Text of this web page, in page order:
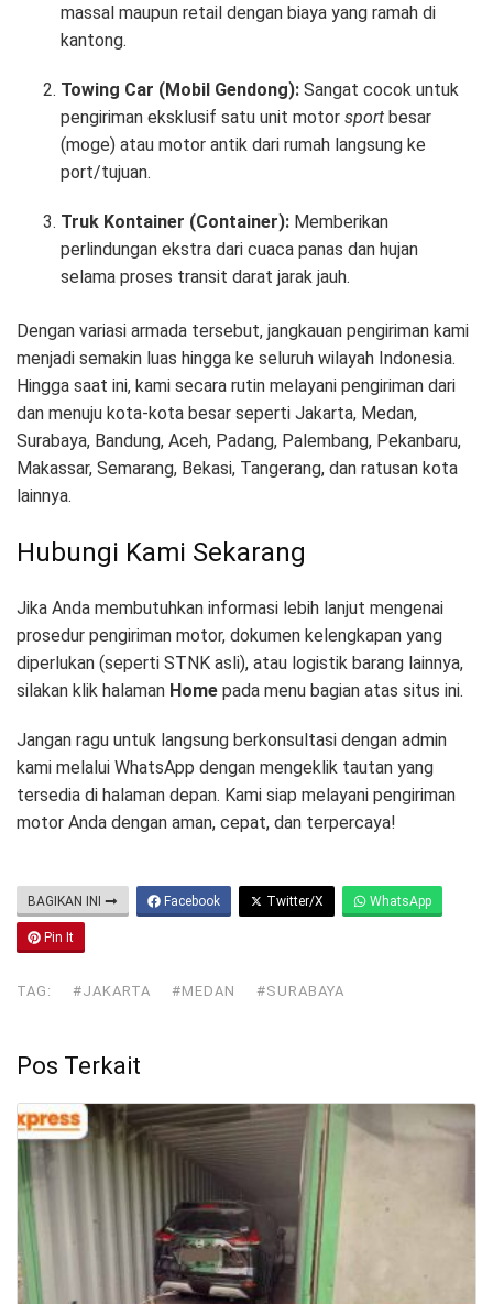
massal maupun retail dengan biaya yang ramah di
kantong.
Towing Car (Mobil Gendong): Sangat cocok untuk
pengiriman eksklusif satu unit motor sport besar
(moge) atau motor antik dari rumah langsung ke
port/tujuan.
Truk Kontainer (Container): Memberikan
perlindungan ekstra dari cuaca panas dan hujan
selama proses transit darat jarak jauh.
Dengan variasi armada tersebut, jangkauan pengiriman kami
menjadi semakin luas hingga ke seluruh wilayah Indonesia.
Hingga saat ini, kami secara rutin melayani pengiriman dari
dan menuju kota-kota besar seperti Jakarta, Medan,
Surabaya, Bandung, Aceh, Padang, Palembang, Pekanbaru,
Makassar, Semarang, Bekasi, Tangerang, dan ratusan kota
lainnya.
Hubungi Kami Sekarang
Jika Anda membutuhkan informasi lebih lanjut mengenai
prosedur pengiriman motor, dokumen kelengkapan yang
diperlukan (seperti STNK asli), atau logistik barang lainnya,
silakan klik halaman Home pada menu bagian atas situs ini.
Jangan ragu untuk langsung berkonsultasi dengan admin
kami melalui WhatsApp dengan mengeklik tautan yang
tersedia di halaman depan. Kami siap melayani pengiriman
motor Anda dengan aman, cepat, dan terpercaya!
BAGIKAN INI Facebook Twitter/X WhatsApp
Pin It
TAG: #JAKARTA #MEDAN #SURABAYA
Pos Terkait